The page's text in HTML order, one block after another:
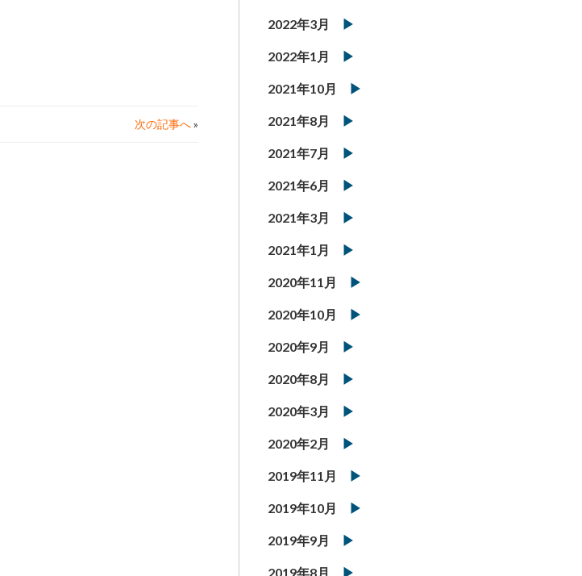
次の記事へ»
2022年3月
2022年1月
2021年10月
2021年8月
2021年7月
2021年6月
2021年3月
2021年1月
2020年11月
2020年10月
2020年9月
2020年8月
2020年3月
2020年2月
2019年11月
2019年10月
2019年9月
2019年8月